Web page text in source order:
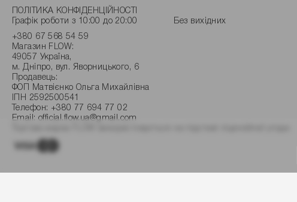
ПОЛІТИКА КОНФІДЕНЦІЙНОСТІ
Графік роботи з 10:00 до 20:00
Без вихідних
+380 67 568 54 59
Магазин FLOW:
49057 Україна,
м. Дніпро, вул. Яворницького, 6
Продавець:
ФОП Матвієнко Ольга Михайлівна
ІПН 2592500541
Телефон: +380 77 694 77 02
Email: official.flow.ua@gmail.com